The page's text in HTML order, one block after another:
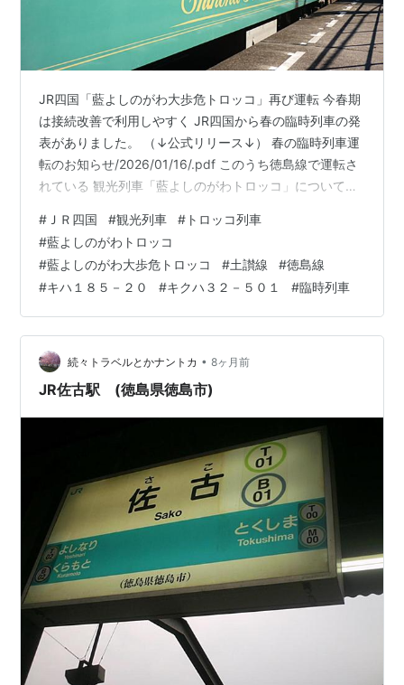
JR四国「藍よしのがわ大歩危トロッコ」再び運転 今春期
は接続改善で利用しやすく JR四国から春の臨時列車の発
表がありました。 （↓公式リリース↓） 春の臨時列車運
転のお知らせ/2026/01/16/.pdf このうち徳島線で運転さ
れている 観光列車「藍よしのがわトロッコ」についてで
讃線大歩危駅まで日にち限定で乗り入れることになりま
した。 今春はダイヤなど運転概要がこれまでよりも大幅
に見直され 下り便においては運転区間短縮で阿波池田始
発で運転され 徳島発の特急剣山と接続可能なダイヤとな
り 上り便においては運転区間の短縮はなく大歩危→徳島
間のま…
# ＪＲ四国 #観光列車 # トロッコ列車
#藍よしのがわトロッコ
#藍よしのがわ大歩危トロッコ #土讃線 #徳島線
#キハ１８５－２０ #キクハ３２－５０１ #臨時列車
続々トラベルとかナントカ • 8ヶ月前
JR佐古駅 (徳島県徳島市)